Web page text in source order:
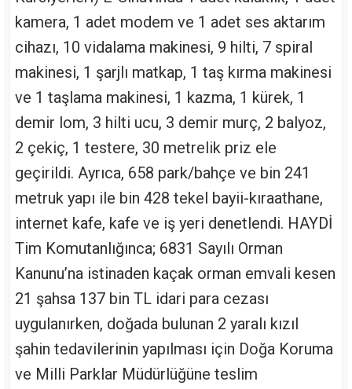
kamera, 1 adet modem ve 1 adet ses aktarım
cihazı, 10 vidalama makinesi, 9 hilti, 7 spiral
makinesi, 1 şarjlı matkap, 1 taş kırma makinesi
ve 1 taşlama makinesi, 1 kazma, 1 kürek, 1
demir lom, 3 hilti ucu, 3 demir murç, 2 balyoz,
2 çekiç, 1 testere, 30 metrelik priz ele
geçirildi. Ayrıca, 658 park/bahçe ve bin 241
metruk yapı ile bin 428 tekel bayii-kıraathane,
internet kafe, kafe ve iş yeri denetlendi. HAYDİ
Tim Komutanlığınca; 6831 Sayılı Orman
Kanunu’na istinaden kaçak orman emvali kesen
21 şahsa 137 bin TL idari para cezası
uygulanırken, doğada bulunan 2 yaralı kızıl
şahin tedavilerinin yapılması için Doğa Koruma
ve Milli Parklar Müdürlüğüne teslim